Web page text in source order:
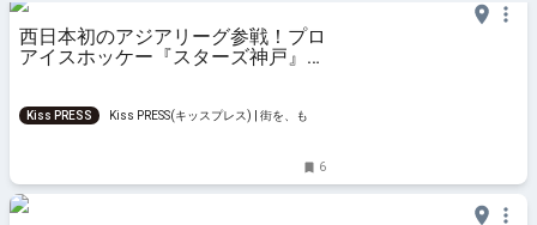
西日本初のアジアリーグ参戦！プロ
アイスホッケー『スターズ神戸』試
Kiss PRESS
Kiss PRESS(キッスプレス) | 街を、もっ
6